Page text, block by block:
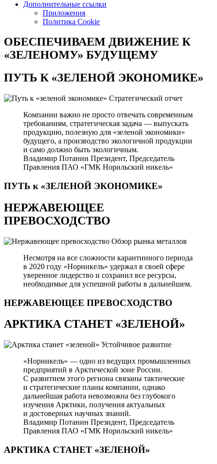
Дополнительные ссылки
Приложения
Политика Cookie
ОБЕСПЕЧИВАЕМ ДВИЖЕНИЕ К
«ЗЕЛЕНОМУ» БУДУЩЕМУ
ПУТЬ К«ЗЕЛЕНОЙ ЭКОНОМИКЕ»
Стратегический отчет
Компании важно не просто отвечать современным
требованиям, стратегическая задача — выпускать
продукцию, полезную для «зеленой экономики»
будущего, а производство экологичной продукции
и само должно быть экологичным.
Владимир Потанин Президент, Председатель
Правления ПАО «ГМК Норильский никель»
ПУТЬ к «ЗЕЛЕНОЙ ЭКОНОМИКЕ»
НЕРЖАВЕЮЩЕЕ
ПРЕВОСХОДСТВО
Обзор рынка металлов
Несмотря на все сложности карантинного периода
в 2020 году «Норникель» удержал в своей сфере
уверенное лидерство и сохранил все ресурсы,
необходимые для успешной работы в дальнейшем.
НЕРЖАВЕЮЩЕЕ ПРЕВОСХОДСТВО
АРКТИКА СТАНЕТ «ЗЕЛЕНОЙ»
Устойчивое развитие
«Норникель» — одно из ведущих промышленных
предприятий в Арктической зоне России.
С развитием этого региона связаны тактические
и стратегические планы компании, однако
дальнейшая работа невозможна без глубокого
изучения Арктики, получения актуальных
и достоверных научных знаний.
Владимир Потанин Президент, Председатель
Правления ПАО «ГМК Норильский никель»
АРКТИКА СТАНЕТ «ЗЕЛЕНОЙ»